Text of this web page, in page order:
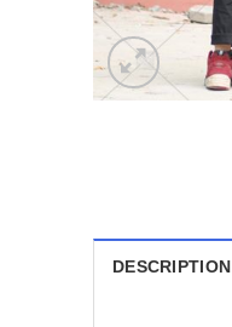
DESCRIPTION